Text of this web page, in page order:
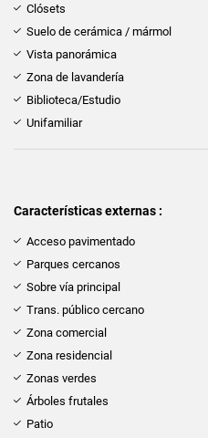
Clósets
Suelo de cerámica / mármol
Vista panorámica
Zona de lavandería
Biblioteca/Estudio
Unifamiliar
Características externas :
Acceso pavimentado
Parques cercanos
Sobre vía principal
Trans. público cercano
Zona comercial
Zona residencial
Zonas verdes
Árboles frutales
Patio